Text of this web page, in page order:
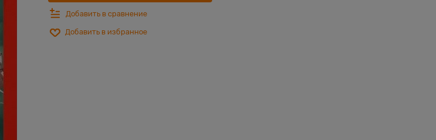
Добавить в сравнение
Добавить в избранное